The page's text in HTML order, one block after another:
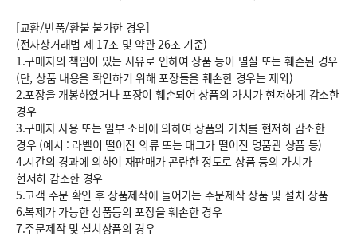
[교환/반품/환불 불가한 경우]
(전자상거래법 제 17조 및 약관 26조 기준)
1.구매자의 책임이 있는 사유로 인하여 상품 등이 멸실 또는 훼손된 경우
(단, 상품 내용을 확인하기 위해 포장들을 훼손한 경우는 제외)
2.포장을 개봉하였거나 포장이 훼손되어 상품의 가치가 현저하게 감소한
경우
3.구매자 사용 또는 일부 소비에 의하여 상품의 가치를 현저히 감소한
경우 (예시 : 라벨이 떨어진 의류 또는 태그가 떨어진 명품관 상품 등)
4.시간의 경과에 의하여 재판매가 곤란한 정도로 상품 등의 가치가
현저히 감소한 경우
5.고객 주문 확인 후 상품제작에 들어가는 주문제작 상품 및 설치 상품
6.복제가 가능한 상품등의 포장을 훼손한 경우
7.주문제작 및 설치상품의 경우